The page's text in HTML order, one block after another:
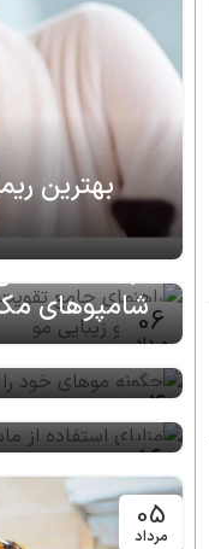
بهترین
06
مرداد
راهنمای
شامپوهای
04
مرداد
چگونه
16
خرداد
مزایای
05
مرداد